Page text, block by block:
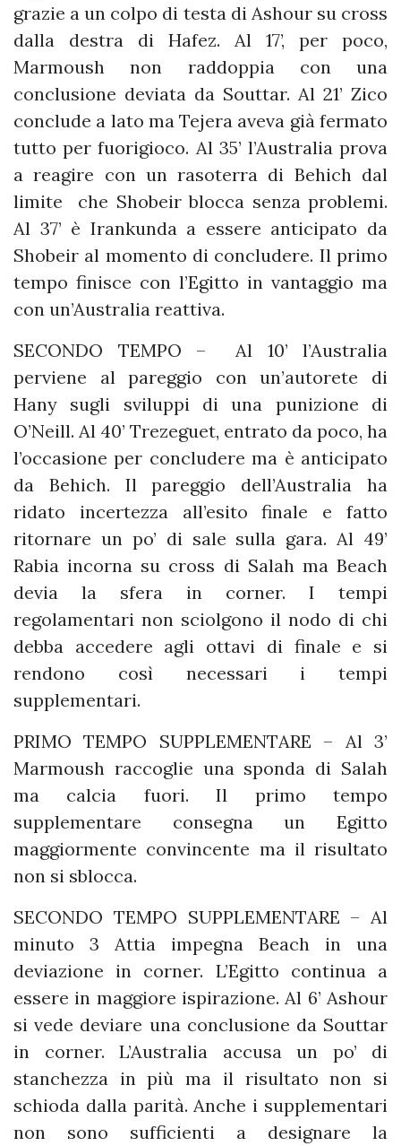
grazie a un colpo di testa di Ashour su cross
dalla destra di Hafez. Al 17’, per poco,
Marmoush non raddoppia con una
conclusione deviata da Souttar. Al 21’ Zico
conclude a lato ma Tejera aveva già fermato
tutto per fuorigioco. Al 35’ l’Australia prova
a reagire con un rasoterra di Behich dal
limite che Shobeir blocca senza problemi.
Al 37’ è Irankunda a essere anticipato da
Shobeir al momento di concludere. Il primo
tempo finisce con l’Egitto in vantaggio ma
con un’Australia reattiva.
SECONDO TEMPO – Al 10’ l’Australia
perviene al pareggio con un’autorete di
Hany sugli sviluppi di una punizione di
O’Neill. Al 40’ Trezeguet, entrato da poco, ha
l’occasione per concludere ma è anticipato
da Behich. Il pareggio dell’Australia ha
ridato incertezza all’esito finale e fatto
ritornare un po’ di sale sulla gara. Al 49’
Rabia incorna su cross di Salah ma Beach
devia la sfera in corner. I tempi
regolamentari non sciolgono il nodo di chi
debba accedere agli ottavi di finale e si
rendono così necessari i tempi
supplementari.
PRIMO TEMPO SUPPLEMENTARE – Al 3’
Marmoush raccoglie una sponda di Salah
ma calcia fuori. Il primo tempo
supplementare consegna un Egitto
maggiormente convincente ma il risultato
non si sblocca.
SECONDO TEMPO SUPPLEMENTARE – Al
minuto 3 Attia impegna Beach in una
deviazione in corner. L’Egitto continua a
essere in maggiore ispirazione. Al 6’ Ashour
si vede deviare una conclusione da Souttar
in corner. L’Australia accusa un po’ di
stanchezza in più ma il risultato non si
schioda dalla parità. Anche i supplementari
non sono sufficienti a designare la